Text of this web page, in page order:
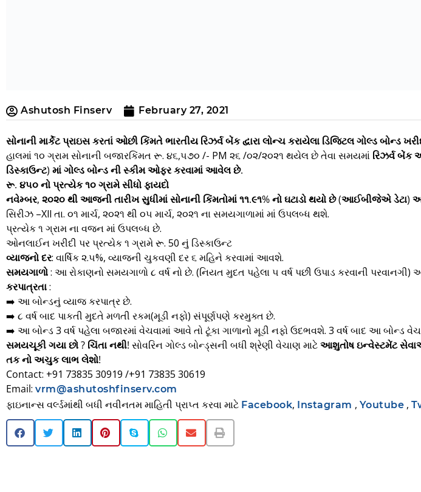
Ashutosh Finserv February 27, 2021
સોનાની માર્કેટ પ્રાઇસ કરતાં ઓછી કિંમતે ભારતીય રિઝર્વ બેંક દ્વારા લોન્ચ કરાયેલા ડિજિટલ ગોલ્ડ બોન્ડ
હાલમાં ૧૦ ગ્રામ સોનાની બજારકિંમત રૂ. ૪૬,૫૭૦ /- PM ૨૬ /૦૨/૨૦૨૧ થયેલ છે તેવા સમયમાં રિઝર્વ બેંક
ડિસ્કાઉન્ટ) માં ગોલ્ડ બોન્ડ ની સ્કીમ ઓફર કરવામાં આવેલ છે.
રૂ. ૪૫૦ નો પ્રત્યેક ૧૦ ગ્રામે સીધો ફાયદો
નવેમ્બર, ૨૦૨૦ થી આજની તારીખ સુધીમાં સોનાની કિંમતોમાં ૧૧.૯૧% નો ઘટાડો થયો છે (આઈબીજેએ ડેટા)
સિરીઝ –Xll તા. ૦૧ માર્ચ, ૨૦૨૧ થી ૦૫ માર્ચ, ૨૦૨૧ ના સમયગાળામાં માં ઉપલબ્ધ થશે.
પ્રત્યેક ૧ ગ્રામ ના વજન માં ઉપલબ્ધ છે.
ઓનલાઈન ખરીદી પર પ્રત્યેક ૧ ગ્રામે રૂ. 50 નું ડિસ્કાઉન્ટ
વ્યાજનો દર: વાર્ષિક ૨.૫%, વ્યાજની ચુકવણી દર ૬ મહિને કરવામાં આવશે.
સમયગાળો: આ રોકાણનો સમયગાળો ૮ વર્ષ નો છે. (નિયત મુદત પહેલા ૫ વર્ષ પછી ઉપાડ કરવાની
કરપાત્રતા:
➡️ આ બોન્ડનું વ્યાજ કરપાત્ર છે.
➡️ ૮ વર્ષ બાદ પાકતી મુદતે મળતી રકમ(મૂડી નફો) સંપૂર્ણપણે કરમુક્ત છે.
➡️ આ બોન્ડ 3 વર્ષ પહેલા બજારમાં વેચવામાં આવે તો ટૂંકા ગાળાનો મૂડી નફો ઉદભવશે. 3 વર્ષ બાદ આ બોન્ડ
સમયચૂકી ગયા છો ? ચિંતા નથી! સોવરિન ગોલ્ડ બોન્ડ્સની બધી શ્રેણી વેચાણ માટેઆશુતોષ ઇન્વેસ્ટમેંટ
તક નો અચુક લાભ લેશો!
Contact: +91 73835 30919 /+91 73835 30619
Email: vrm@ashutoshfinserv.com
ફાઇનાન્સ વર્લ્ડમાંથી બધી નવીનતમ માહિતી પ્રાપ્ત કરવા માટે Facebook, Instagram , Youtube ,